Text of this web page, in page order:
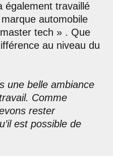
également travaillé
automobile
tech » . Que
au niveau du
une belle ambiance
Comme
rester
est possible de